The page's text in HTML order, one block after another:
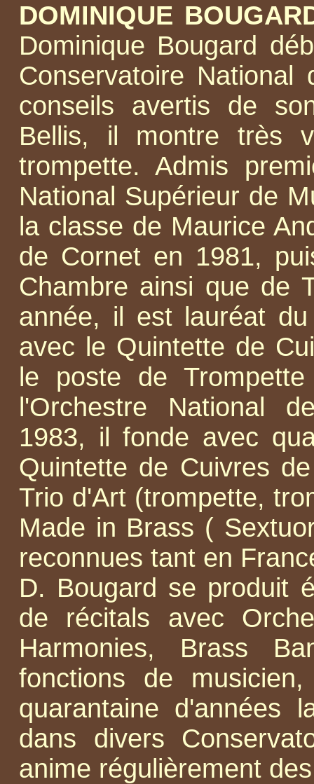
DOMINIQUE
Dominique Bougard
Conservatoire
conseils avertis de
Bellis, il montre très
trompette. Admis
National Supérieur de
la classe de Maurice
de Cornet en 1981,
Chambre ainsi que de
année, il est lauréat
avec le Quintette de
le poste de
l'Orchestre National
1983, il fonde avec
Quintette de Cuivres
Trio d'Art (trompette,
Made in Brass (
reconnues tant en
D. Bougard se produit
de récitals avec
Harmonies, Brass
fonctions de
quarantaine d'années
dans divers
anime régulièrement